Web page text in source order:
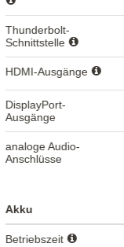
Thunderbolt-
Schnittstelle
HDMI-Ausgänge
DisplayPort-
Ausgänge
analoge Audio-
Anschlüsse
Akku
Betriebszeit